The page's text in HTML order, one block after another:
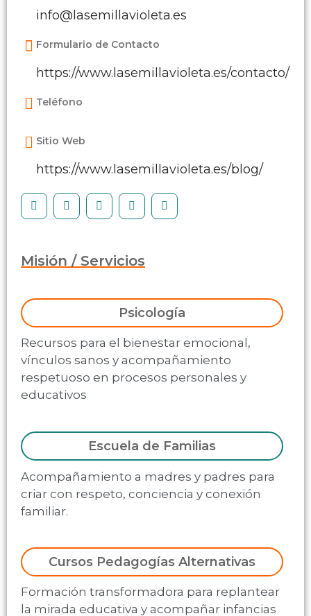
info@lasemillavioleta.es
Formulario de Contacto
https://www.lasemillavioleta.es/contacto/
Teléfono
Sitio Web
https://www.lasemillavioleta.es/blog/
Misión / Servicios
Psicología
Recursos para el bienestar emocional,
vínculos sanos y acompañamiento
respetuoso en procesos personales y
educativos
Escuela de Familias
Acompañamiento a madres y padres para
criar con respeto, conciencia y conexión
familiar.
Cursos Pedagogías Alternativas
Formación transformadora para replantear
la mirada educativa y acompañar infancias